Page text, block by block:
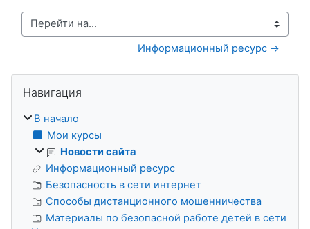
Перейти на...
Информационный ресурс →
Блоки
Навигация
В начало
Мои курсы
Новости сайта
Информационный ресурс
Безопасность в сети интернет
Способы дистанционного мошенничества
Материалы по безопасной работе детей в сети